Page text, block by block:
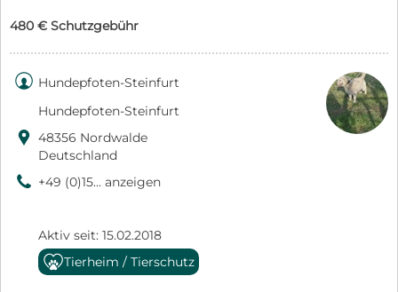
480 € Schutzgebühr
 Hundepfoten-Steinfurt
Hundepfoten-Steinfurt
 48356 Nordwalde
Deutschland
9 +49 (0)15... anzeigen
Aktiv seit: 15.02.2018
Tierheim / Tierschutz